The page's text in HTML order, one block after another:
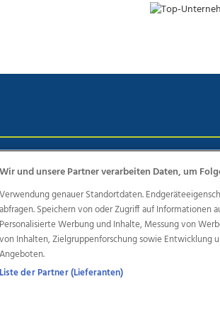
AGB Anzeigekunden AGB Website
Wimmer
OÖN Immobilien OÖN Karriere OÖN
wirtrauern.at
Wir und unsere Partner verarbeiten Daten, um
Verwendung genauer Standortdaten.
abfragen. Speichern von oder Zugriff auf Informationen
Personalisierte Werbung und Inhalte, Messung von
von Inhalten, Zielgruppenforschung sowie Entwicklung
Angeboten.
Liste der Partner (Lieferanten)